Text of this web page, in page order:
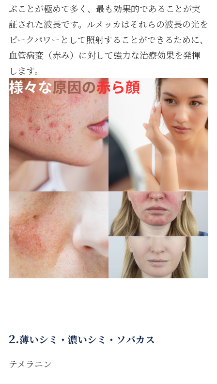
ぶことが極めて多く、最も効果的であることが実
証された波長です。ルメッカはそれらの波長の光を
ピークパワーとして照射することができるために、
血管病変（赤み）に対して強力な治療効果を発揮
します。
2.薄いシミ・濃いシミ・ソバカス
テメラニン